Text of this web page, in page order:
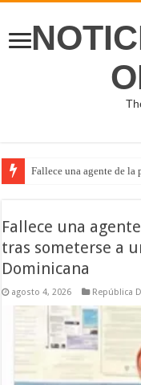
Fallece una agente de
Video: Identifican a
Fallece una
tras someterse a
Dominicana
agosto 4, 2026 República